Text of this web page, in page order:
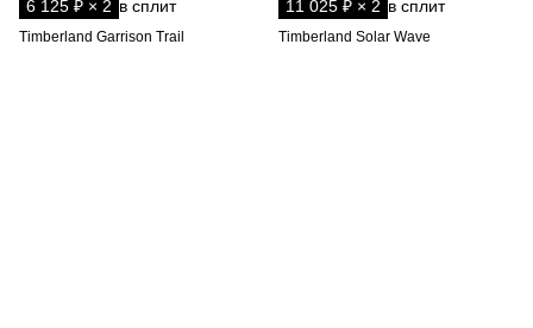
6 125 ₽ × 2 в сплит
Timberland Garrison Trail
11 025 ₽ × 2 в сплит
Timberland Solar Wave